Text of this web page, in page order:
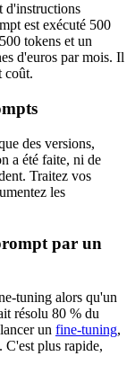
d'instructions
est exécuté 500
tokens et un
d'euros par mois. Il
coût.
des versions,
a été faite, ni de
Traitez vos
les
par un
tuning alors qu'un
résolu 80 % du
un fine-tuning,
C'est plus rapide,